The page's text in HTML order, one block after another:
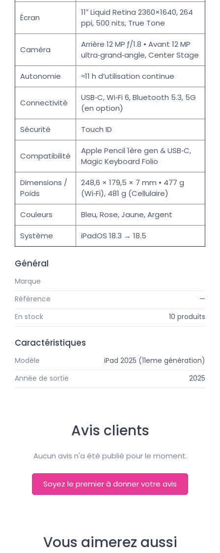
Écran
11″ Liquid Retina 2360×1640, 264
ppi, 500 nits, True Tone
Caméra
Arrière 12 MP ƒ/1.8 • Avant 12 MP
ultra‑grand‑angle, Center Stage
Autonomie ≈11 h d’utilisation continue
Connectivité
USB‑C, Wi‑Fi 6, Bluetooth 5.3, 5G
(en option)
Sécurité Touch ID
Compatibilité
Apple Pencil 1ère gen & USB‑C,
Magic Keyboard Folio
Dimensions /
Poids
248,6 × 179,5 × 7 mm • 477 g
(Wi‑Fi), 481 g (Cellulaire)
Couleurs Bleu, Rose, Jaune, Argent
Système iPadOS 18.3 → 18.5
Général
Marque
Référence
—
En stock
10 produits
Caractéristiques
Modèle
iPad 2025 (11eme génération)
Année de sortie
2025
Vous aimerez aussi
Avis clients
Aucun avis n'a été publié pour le moment.
Soyez le premier à donner votre avis